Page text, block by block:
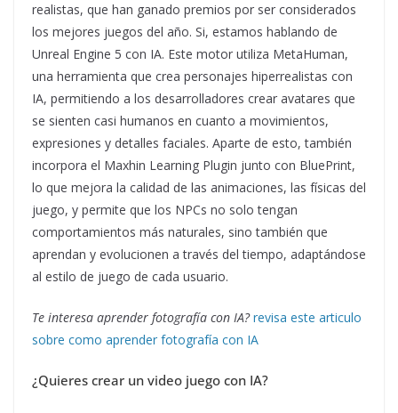
realistas, que han ganado premios por ser considerados
los mejores juegos del año. Si, estamos hablando de
Unreal Engine 5 con IA. Este motor utiliza MetaHuman,
una herramienta que crea personajes hiperrealistas con
IA, permitiendo a los desarrolladores crear avatares que
se sienten casi humanos en cuanto a movimientos,
expresiones y detalles faciales. Aparte de esto, también
incorpora el Maxhin Learning Plugin junto con BluePrint,
lo que mejora la calidad de las animaciones, las físicas del
juego, y permite que los NPCs no solo tengan
comportamientos más naturales, sino también que
aprendan y evolucionen a través del tiempo, adaptándose
al estilo de juego de cada usuario.
Te interesa aprender fotografía con IA? revisa este articulo
sobre como aprender fotografía con IA
¿Quieres crear un video juego con IA?